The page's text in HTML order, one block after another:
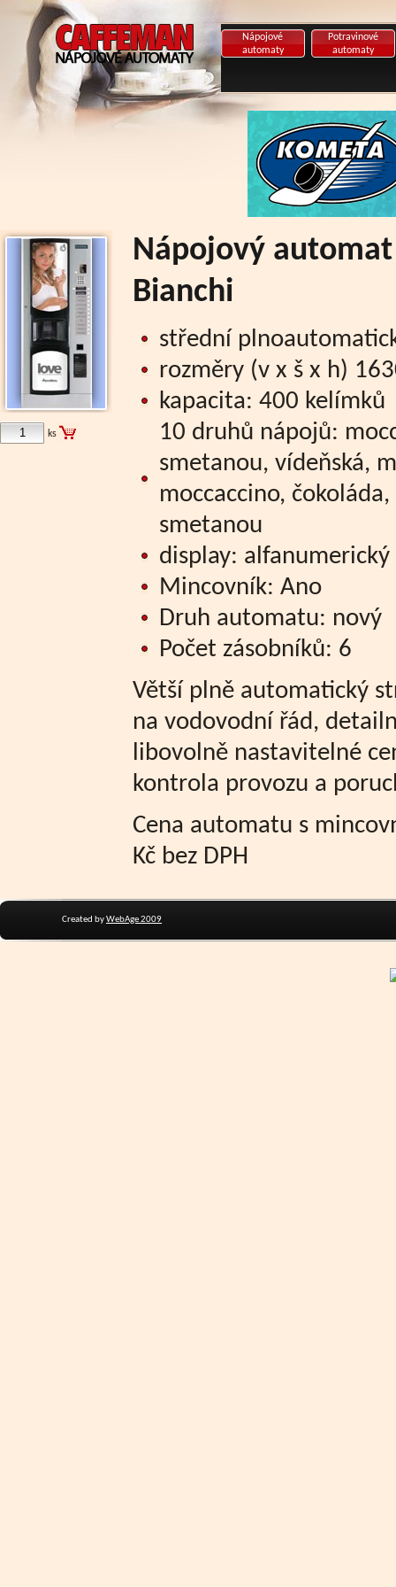
Nápojové
automaty
Potravinové
automaty
ks
Nápojový
Bianchi
střední
rozměry (v x š x h)
kapacita: 400 kelímků
10 druhů nápojů:
smetanou, vídeňská,
moccaccino,
smetanou
display: alfanumerický
Mincovník: Ano
Druh automatu: nový
Počet zásobníků: 6
Větší plně automatický
na vodovodní řád,
libovolně nastavitelné
kontrola provozu a
Cena automatu s
Kč bez DPH
Created byWebAge 2009